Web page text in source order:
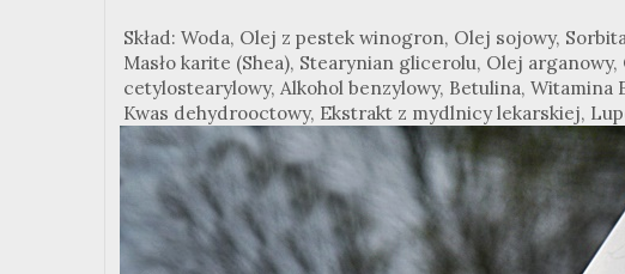
Skład: Woda, Olej z pestek winogron, Olej sojowy,
Masło karite (Shea), Stearynian glicerolu, Olej
cetylostearylowy, Alkohol benzylowy, Betulina, Witamina
Kwas dehydrooctowy, Ekstrakt z mydlnicy lekarskiej,